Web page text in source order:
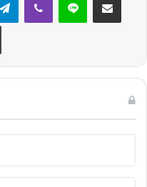
Yazdır